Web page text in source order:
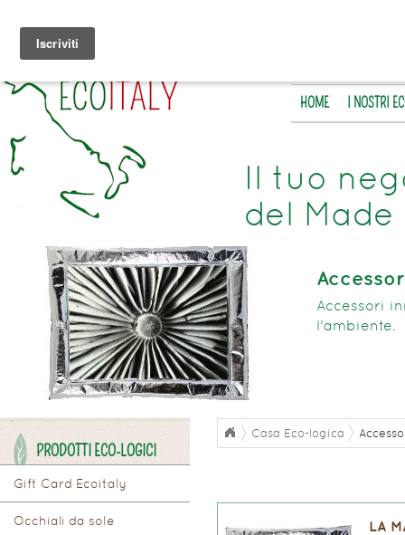
HOME I NOSTRI
Il tuo
del
Accessori
l'ambiente.
PRODOTTI ECO-LOGICI
Gift Card Ecoitaly
Occhiali da sole
Casa Eco-logica
LA